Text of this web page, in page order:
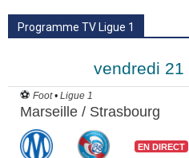
Programme TV Ligue 1